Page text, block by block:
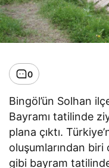
0
Bingöl’ün Solhan
Bayramı tatilinde
plana çıktı.
oluşumlarından biri
gibi bayram